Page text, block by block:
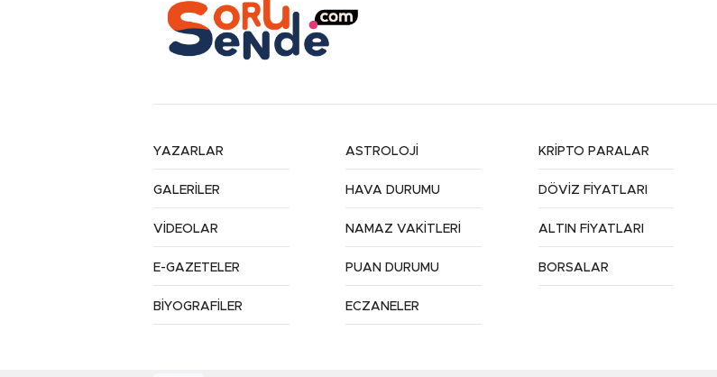
YAZARLAR
GALERİLER
VİDEOLAR
E-GAZETELER
BİYOGRAFİLER
ASTROLOJİ
HAVA DURUMU
NAMAZ VAKİTLERİ
PUAN DURUMU
ECZANELER
KRİPTO PARALAR
DÖVİZ FİYATLARI
ALTIN FİYATLARI
BORSALAR